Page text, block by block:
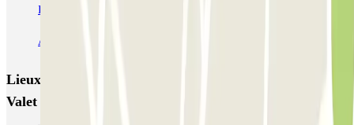
Inspira Santa Marta
Airpark - Valet - Aeroporto Lisboa - indoor
Lieux et événements intéressants à proximité Bigpark -
Valet - Aeroporto Lisboa